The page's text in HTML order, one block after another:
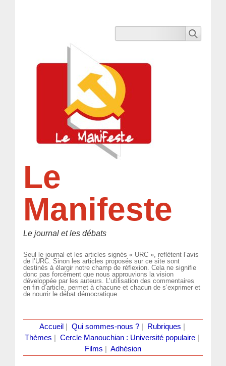
Le
Manifeste
Le journal et les débats
Seul le journal et les articles signés « URC », reflètent l’avis
de l’URC. Sinon les articles proposés sur ce site sont
destinés à élargir notre champ de réflexion. Cela ne signifie
donc pas forcément que nous approuvions la vision
développée par les auteurs. L’utilisation des commentaires
en fin d’article, permet à chacune et chacun de s’exprimer et
de nourrir le débat démocratique.
Accueil Qui sommes-nous ?| Rubriques
Thèmes
Cercle Manouchian : Université populaire
Films
Adhésion